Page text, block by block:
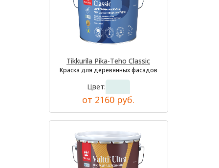
Tikkurila Pika-Teho Classic
Краска для деревянных фасадов
Цвет:
от 2160 руб.